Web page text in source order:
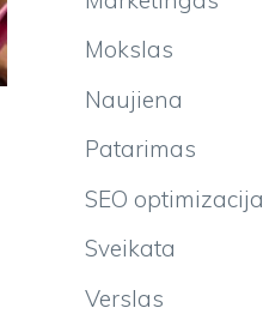
Mokslas
Naujiena
Patarimas
SEO optimizacija
Sveikata
Verslas